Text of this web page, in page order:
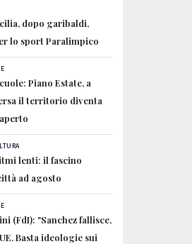
dopo garibaldi,
lo sport Paralimpico
Piano Estate, a
il territorio diventa
lenti: il fascino
ad agosto
(FdI): "Sanchez fallisce,
Basta ideologie sui